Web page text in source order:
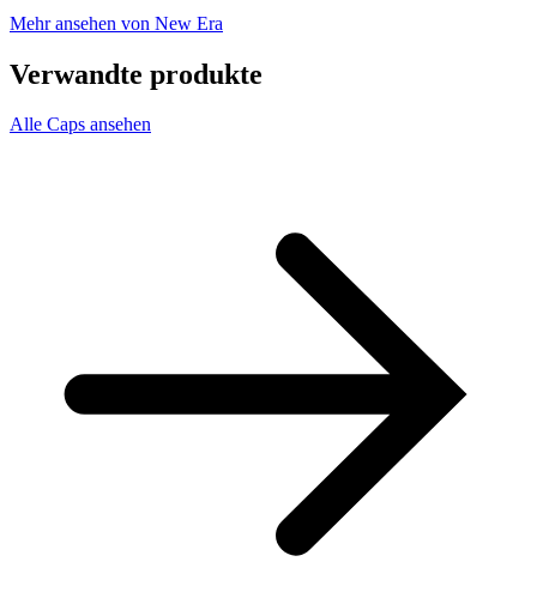
Mehr ansehen von New Era
Verwandte produkte
Alle Caps ansehen